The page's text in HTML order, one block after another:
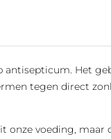
antisepticum. Het
tegen direct
voeding, maar